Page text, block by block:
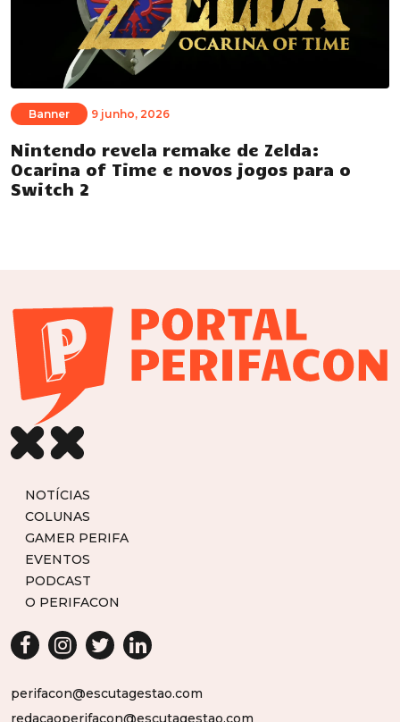
Banner 9 junho, 2026
Nintendo revela remake de Zelda:
Ocarina of Time e novos jogos para o
Switch 2
NOTÍCIAS
COLUNAS
GAMER PERIFA
EVENTOS
PODCAST
O PERIFACON
perifacon@escutagestao.com
redacaoperifacon@escutagestao.com